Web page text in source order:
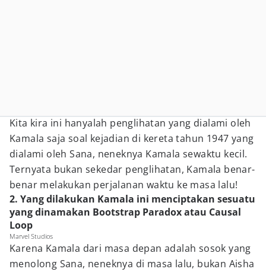
Kita kira ini hanyalah penglihatan yang dialami oleh
Kamala saja soal kejadian di kereta tahun 1947 yang
dialami oleh Sana, neneknya Kamala sewaktu kecil.
Ternyata bukan sekedar penglihatan, Kamala benar-
benar melakukan perjalanan waktu ke masa lalu!
2. Yang dilakukan Kamala ini menciptakan sesuatu
yang dinamakan Bootstrap Paradox atau Causal
Loop
Marvel Studios
Karena Kamala dari masa depan adalah sosok yang
menolong Sana, neneknya di masa lalu, bukan Aisha